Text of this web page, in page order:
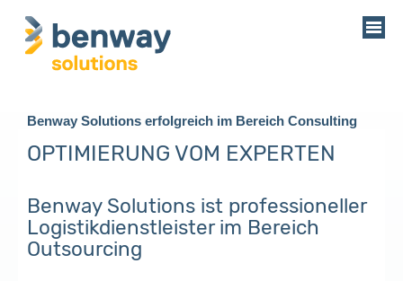
Benway Solutions erfolgreich im Bereich Consulting
OPTIMIERUNG VOM EXPERTEN
Benway Solutions ist professioneller
Logistikdienstleister im Bereich
Outsourcing